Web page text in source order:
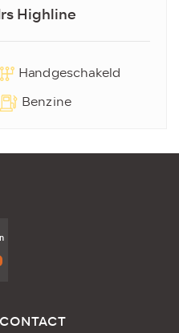
Highline
Handgeschakeld
Benzine
CONTACT